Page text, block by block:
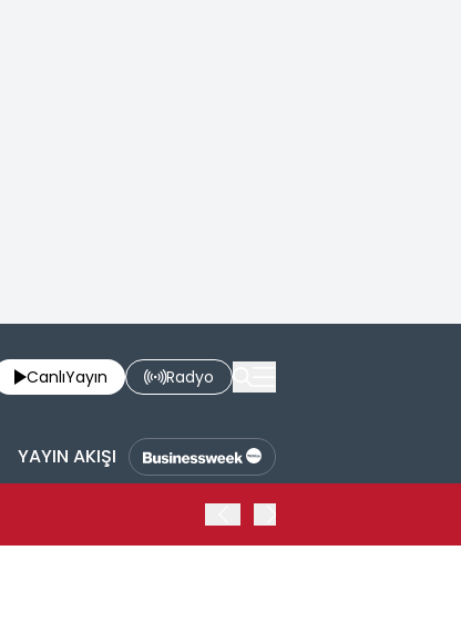
CanlıYayın Radyo
YAYIN AKIŞI